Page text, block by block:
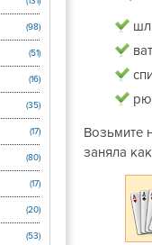
(98)
(51)
(16)
(35)
(17)
(80)
(17)
(20)
(53)
Возьмите
заняла